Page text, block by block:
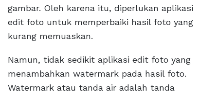
gambar. Oleh karena itu, diperlukan aplikasi
edit foto untuk memperbaiki hasil foto yang
kurang memuaskan.
Namun, tidak sedikit aplikasi edit foto yang
menambahkan watermark pada hasil foto.
Watermark atau tanda air adalah tanda